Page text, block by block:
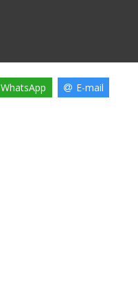
WhatsApp E-mail